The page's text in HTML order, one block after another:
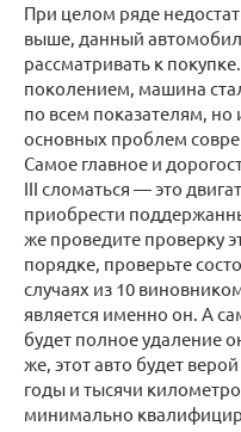
При целом ряде
выше, данный
рассматривать к
поколением, машина
по всем показателям, но
основных проблем
Самое главное и
III сломаться — это
приобрести
же проведите проверку
порядке, проверьте
случаях из 10
является именно он. А
будет полное удаление
же, этот авто будет
годы и тысячи
минимально